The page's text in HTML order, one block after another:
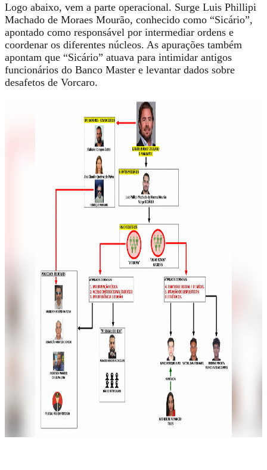
Logo abaixo, vem a parte operacional. Surge Luis Phillipi
Machado de Moraes Mourão, conhecido como “Sicário”,
apontado como responsável por intermediar ordens e
coordenar os diferentes núcleos. As apurações também
apontam que “Sicário” atuava para intimidar antigos
funcionários do Banco Master e levantar dados sobre
desafetos de Vorcaro.